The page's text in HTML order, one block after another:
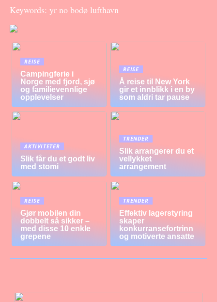
Keywords: yr no bodø lufthavn
REISE
Campingferie i
Norge med fjord, sjø
og familievennlige
opplevelser
REISE
Å reise til New York
gir et innblikk i en by
som aldri tar pause
AKTIVITETER
Slik får du et godt liv
med stomi
TRENDER
Slik arrangerer du et
vellykket
arrangement
REISE
Gjør mobilen din
dobbelt så sikker –
med disse 10 enkle
grepene
TRENDER
Effektiv lagerstyring
skaper
konkurransefortrinn
og motiverte ansatte